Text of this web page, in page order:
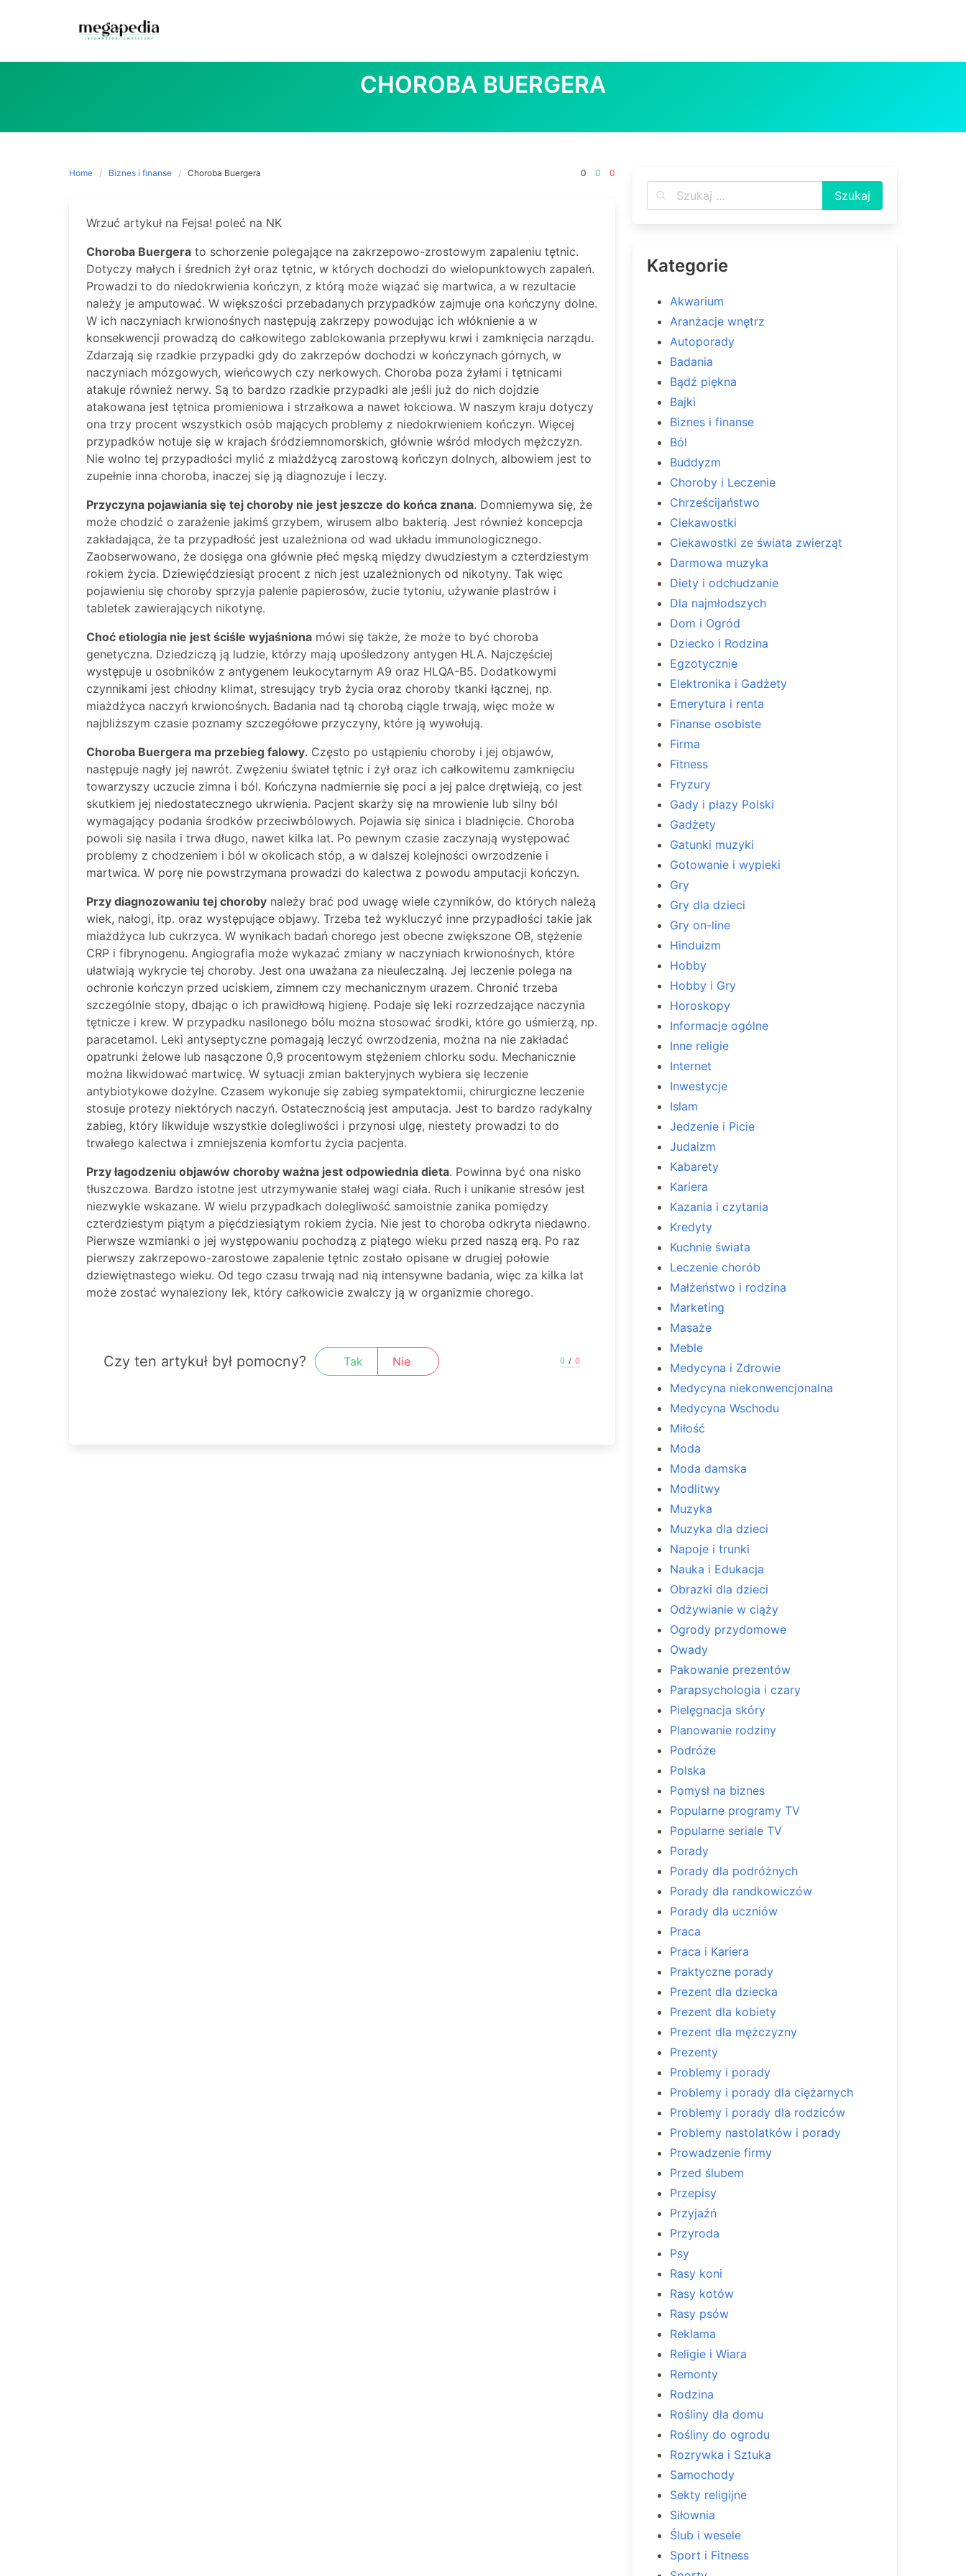
to
CHOROBA BUERGERA
Home Biznes i finanse Choroba Buergera 0 0 0
Wrzuć artykuł na Fejsa! poleć na NK
Choroba Buergera to schorzenie polegające na zakrzepowo-zrostowym zapaleniu tętnic.
Dotyczy małych i średnich żył oraz tętnic, w których dochodzi do wielopunktowych zapaleń.
Prowadzi to do niedokrwienia kończyn, z którą może wiązać się martwica, a w rezultacie
należy je amputować. W większości przebadanych przypadków zajmuje ona kończyny dolne.
W ich naczyniach krwionośnych następują zakrzepy powodując ich włóknienie a w
konsekwencji prowadzą do całkowitego zablokowania przepływu krwi i zamknięcia narządu.
Zdarzają się rzadkie przypadki gdy do zakrzepów dochodzi w kończynach górnych, w
naczyniach mózgowych, wieńcowych czy nerkowych. Choroba poza żyłami i tętnicami
atakuje również nerwy. Są to bardzo rzadkie przypadki ale jeśli już do nich dojdzie
atakowana jest tętnica promieniowa i strzałkowa a nawet łokciowa. W naszym kraju dotyczy
ona trzy procent wszystkich osób mających problemy z niedokrwieniem kończyn. Więcej
przypadków notuje się w krajach śródziemnomorskich, głównie wśród młodych mężczyzn.
Nie wolno tej przypadłości mylić z miażdżycą zarostową kończyn dolnych, albowiem jest to
zupełnie inna choroba, inaczej się ją diagnozuje i leczy.
Przyczyna pojawiania się tej choroby nie jest jeszcze do końca znana. Domniemywa się, że
może chodzić o zarażenie jakimś grzybem, wirusem albo bakterią. Jest również koncepcja
zakładająca, że ta przypadłość jest uzależniona od wad układu immunologicznego.
Zaobserwowano, że dosięga ona głównie płeć męską między dwudziestym a czterdziestym
rokiem życia. Dziewięćdziesiąt procent z nich jest uzależnionych od nikotyny. Tak więc
pojawieniu się choroby sprzyja palenie papierosów, żucie tytoniu, używanie plastrów i
tabletek zawierających nikotynę.
Choć etiologia nie jest ściśle wyjaśniona mówi się także, że może to być choroba
genetyczna. Dziedziczą ją ludzie, którzy mają upośledzony antygen HLA. Najczęściej
występuje u osobników z antygenem leukocytarnym A9 oraz HLQA-B5. Dodatkowymi
czynnikami jest chłodny klimat, stresujący tryb życia oraz choroby tkanki łącznej, np.
miażdżyca naczyń krwionośnych. Badania nad tą chorobą ciągle trwają, więc może w
najbliższym czasie poznamy szczegółowe przyczyny, które ją wywołują.
Choroba Buergera ma przebieg falowy. Często po ustąpieniu choroby i jej objawów,
następuje nagły jej nawrót. Zwężeniu świateł tętnic i żył oraz ich całkowitemu zamknięciu
towarzyszy uczucie zimna i ból. Kończyna nadmiernie się poci a jej palce drętwieją, co jest
skutkiem jej niedostatecznego ukrwienia. Pacjent skarży się na mrowienie lub silny ból
wymagający podania środków przeciwbólowych. Pojawia się sinica i bladnięcie. Choroba
powoli się nasila i trwa długo, nawet kilka lat. Po pewnym czasie zaczynają występować
problemy z chodzeniem i ból w okolicach stóp, a w dalszej kolejności owrzodzenie i
martwica. W porę nie powstrzymana prowadzi do kalectwa z powodu amputacji kończyn.
Przy diagnozowaniu tej choroby należy brać pod uwagę wiele czynników, do których należą
wiek, nałogi, itp. oraz występujące objawy. Trzeba też wykluczyć inne przypadłości takie jak
miażdżyca lub cukrzyca. W wynikach badań chorego jest obecne zwiększone OB, stężenie
CRP i fibrynogenu. Angiografia może wykazać zmiany w naczyniach krwionośnych, które
ułatwiają wykrycie tej choroby. Jest ona uważana za nieuleczalną. Jej leczenie polega na
ochronie kończyn przed uciskiem, zimnem czy mechanicznym urazem. Chronić trzeba
szczególnie stopy, dbając o ich prawidłową higienę. Podaje się leki rozrzedzające naczynia
tętnicze i krew. W przypadku nasilonego bólu można stosować środki, które go uśmierzą, np.
paracetamol. Leki antyseptyczne pomagają leczyć owrzodzenia, można na nie zakładać
opatrunki żelowe lub nasączone 0,9 procentowym stężeniem chlorku sodu. Mechanicznie
można likwidować martwicę. W sytuacji zmian bakteryjnych wybiera się leczenie
antybiotykowe dożylne. Czasem wykonuje się zabieg sympatektomii, chirurgiczne leczenie
stosuje protezy niektórych naczyń. Ostatecznością jest amputacja. Jest to bardzo radykalny
zabieg, który likwiduje wszystkie dolegliwości i przynosi ulgę, niestety prowadzi to do
trwałego kalectwa i zmniejszenia komfortu życia pacjenta.
Przy łagodzeniu objawów choroby ważna jest odpowiednia dieta. Powinna być ona nisko
tłuszczowa. Bardzo istotne jest utrzymywanie stałej wagi ciała. Ruch i unikanie stresów jest
niezwykle wskazane. W wielu przypadkach dolegliwość samoistnie zanika pomiędzy
czterdziestym piątym a pięćdziesiątym rokiem życia. Nie jest to choroba odkryta niedawno.
Pierwsze wzmianki o jej występowaniu pochodzą z piątego wieku przed naszą erą. Po raz
pierwszy zakrzepowo-zarostowe zapalenie tętnic zostało opisane w drugiej połowie
dziewiętnastego wieku. Od tego czasu trwają nad nią intensywne badania, więc za kilka lat
może zostać wynaleziony lek, który całkowicie zwalczy ją w organizmie chorego.
Czy ten artykuł był pomocny? Tak Nie 0 / 0
Kategorie
Akwarium
Aranżacje wnętrz
Autoporady
Badania
Bądź piękna
Bajki
Biznes i finanse
Ból
Buddyzm
Choroby i Leczenie
Chrześcijaństwo
Ciekawostki
Ciekawostki ze świata zwierząt
Darmowa muzyka
Diety i odchudzanie
Dla najmłodszych
Dom i Ogród
Dziecko i Rodzina
Egzotycznie
Elektronika i Gadżety
Emerytura i renta
Finanse osobiste
Firma
Fitness
Fryzury
Gady i płazy Polski
Gadżety
Gatunki muzyki
Gotowanie i wypieki
Gry
Gry dla dzieci
Gry on-line
Hinduizm
Hobby
Hobby i Gry
Horoskopy
Informacje ogólne
Inne religie
Internet
Inwestycje
Islam
Jedzenie i Picie
Judaizm
Kabarety
Kariera
Kazania i czytania
Kredyty
Kuchnie świata
Leczenie chorób
Małżeństwo i rodzina
Marketing
Masaże
Meble
Medycyna i Zdrowie
Medycyna niekonwencjonalna
Medycyna Wschodu
Miłość
Moda
Moda damska
Modlitwy
Muzyka
Muzyka dla dzieci
Napoje i trunki
Nauka i Edukacja
Obrazki dla dzieci
Odżywianie w ciąży
Ogrody przydomowe
Owady
Pakowanie prezentów
Parapsychologia i czary
Pielęgnacja skóry
Planowanie rodziny
Podróże
Polska
Pomysł na biznes
Popularne programy TV
Popularne seriale TV
Porady
Porady dla podróżnych
Porady dla randkowiczów
Porady dla uczniów
Praca
Praca i Kariera
Praktyczne porady
Prezent dla dziecka
Prezent dla kobiety
Prezent dla mężczyzny
Prezenty
Problemy i porady
Problemy i porady dla ciężarnych
Problemy i porady dla rodziców
Problemy nastolatków i porady
Prowadzenie firmy
Przed ślubem
Przepisy
Przyjaźń
Przyroda
Psy
Rasy koni
Rasy kotów
Rasy psów
Reklama
Religie i Wiara
Remonty
Rodzina
Rośliny dla domu
Rośliny do ogrodu
Rozrywka i Sztuka
Samochody
Sekty religijne
Siłownia
Ślub i wesele
Sport i Fitness